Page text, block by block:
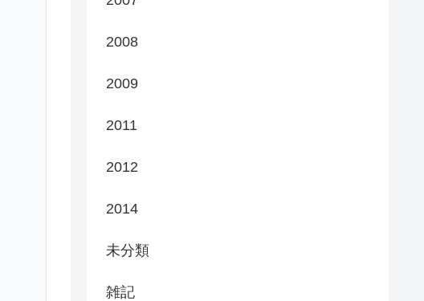
2008
2009
2011
2012
2014
未分類
雑記